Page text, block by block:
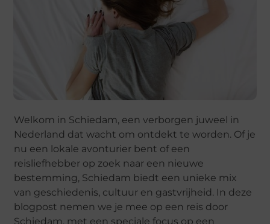
Welkom in Schiedam, een verborgen juweel in
Nederland dat wacht om ontdekt te worden. Of je
nu een lokale avonturier bent of een
reisliefhebber op zoek naar een nieuwe
bestemming, Schiedam biedt een unieke mix
van geschiedenis, cultuur en gastvrijheid. In deze
blogpost nemen we je mee op een reis door
Schiedam, met een speciale focus op een